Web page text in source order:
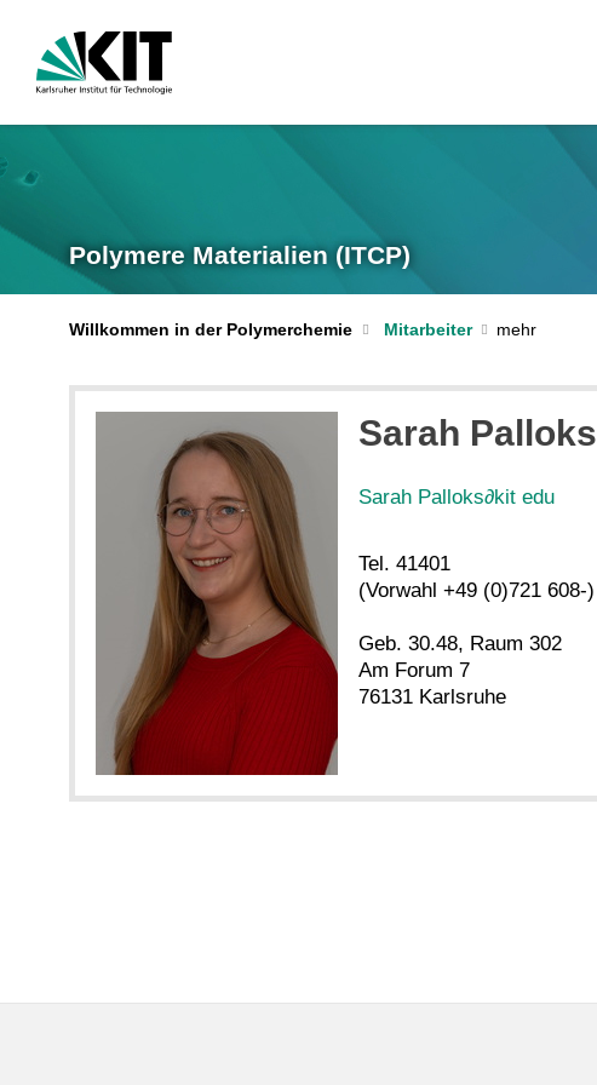
Polymere Materialien (ITCP)
Willkommen in der Polymerchemie Mitarbeiter
Sarah Palloks
Sarah Palloks∂kit edu
Tel. 41401
(Vorwahl +49 (0)721 608-)
Geb. 30.48, Raum 302
Am Forum 7
76131 Karlsruhe